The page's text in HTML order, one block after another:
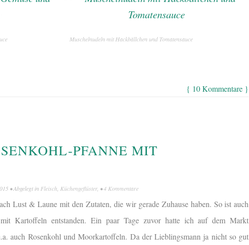
Muschelnudeln mit Hackbällchen und Tomatensauce
{ 10 Kommentare }
PFANNE MIT
• Abgelegt in Fleisch, Küchengeflüster, •4 Kommentare
Lust & Laune mit den Zutaten, die wir gerade Zuhause haben. So ist auch
mit Kartoffeln entstanden. Ein paar Tage zuvor hatte ich auf dem Markt
auch Rosenkohl und Moorkartoffeln. Da der Lieblingsmann ja nicht so gut